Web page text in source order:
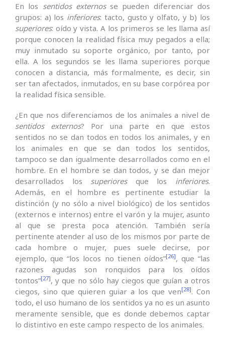
En los sentidos externosse pueden diferenciar dos
grupos: a) los inferiores: tacto, gusto y olfato, y b) los
superiores: oído y vista. A los primeros se les llama así
porque conocen la realidad física muy pegados a ella;
muy inmutado su soporte orgánico, por tanto, por
ella. A los segundos se les llama superiores porque
conocen a distancia, más formalmente, es decir, sin
ser tan afectados, inmutados, en su base corpórea por
la realidad física sensible.
¿En que nos diferenciamos de los animales a nivel de
sentidos externos? Por una parte en que estos
sentidos no se dan todos en todos los animales, y en
los animales en que se dan todos los sentidos,
tampoco se dan igualmente desarrollados como en el
hombre. En el hombre se dan todos, y se dan mejor
desarrollados los superioresque los inferiores.
Además, en el hombre es pertinente estudiar la
distinción (y no sólo a nivel biológico) de los sentidos
(externos e internos) entre el varón y la mujer, asunto
al que se presta poca atención. También sería
pertinente atender al uso de los mismos por parte de
cada hombre o mujer, pues suele decirse, por
ejemplo, que “los locos no tienen oídos”[26], que “las
razones agudas son ronquidos para los oídos
tontos”[27], y que no sólo hay ciegos que guían a otros
ciegos, sino que quieren guiar a los que ven[28]. Con
todo, el uso humano de los sentidos ya no es un asunto
meramente sensible, que es donde debemos captar
lo distintivo en este campo respecto de los animales.